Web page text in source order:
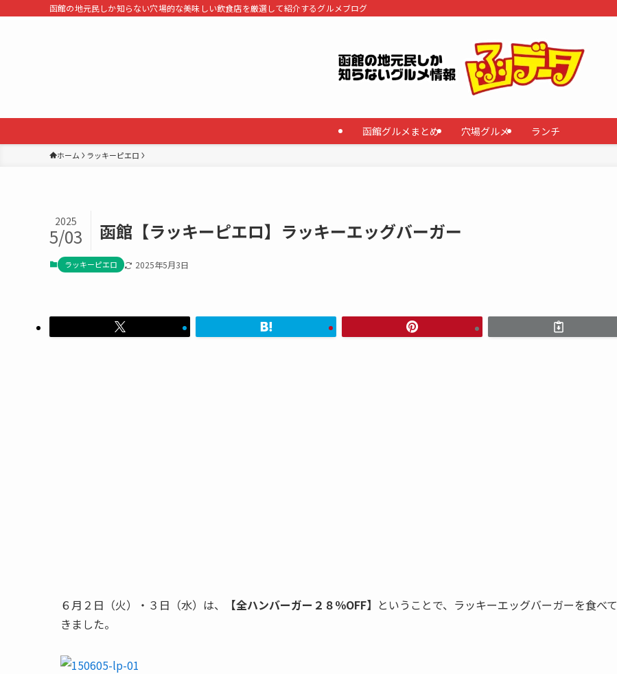
函館の地元民しか知らない穴場的な美味しい飲食店を厳選して紹介するグルメブログ
函館グルメまとめ 穴場グルメ ランチ
ホーム ラッキーピエロ
函館【ラッキーピエロ】ラッキーエッグバーガー
2025
5/03
ラッキーピエロ 2025年5月3日
６月２日（火）・３日（水）は、 【全ハンバーガー２８％OFF】 ということで、ラッキーエッグバーガーを食べて
きました。